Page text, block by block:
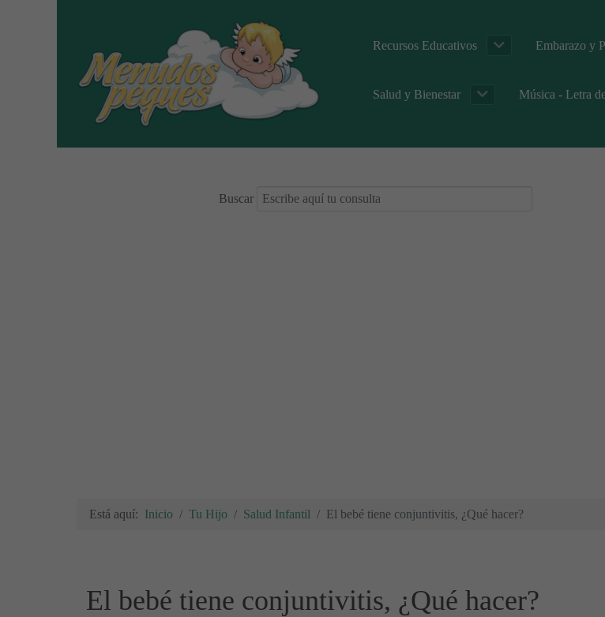
Recursos Educativos Embarazo y
Salud y Bienestar Música - Letra
Buscar
Está aquí: Inicio Tu Hijo Salud Infantil El bebé tiene conjuntivitis, ¿Qué hacer?
El bebé tiene conjuntivitis, ¿Qué hacer?